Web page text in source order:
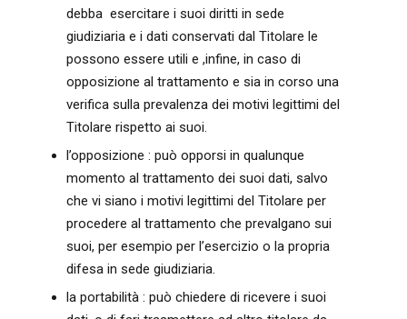
debba esercitare i suoi diritti in sede
giudiziaria e i dati conservati dal Titolare le
possono essere utili e ,infine, in caso di
opposizione al trattamento e sia in corso una
verifica sulla prevalenza dei motivi legittimi del
Titolare rispetto ai suoi.
l’opposizione : può opporsi in qualunque
momento al trattamento dei suoi dati, salvo
che vi siano i motivi legittimi del Titolare per
procedere al trattamento che prevalgano sui
suoi, per esempio per l’esercizio o la propria
difesa in sede giudiziaria.
la portabilità : può chiedere di ricevere i suoi